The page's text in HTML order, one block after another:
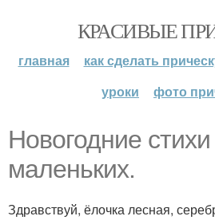
КРАСИВЫЕ
главная как сделать
уроки
фото
Новогодние
маленьких.
Здравствуй, ёлочка лесная,